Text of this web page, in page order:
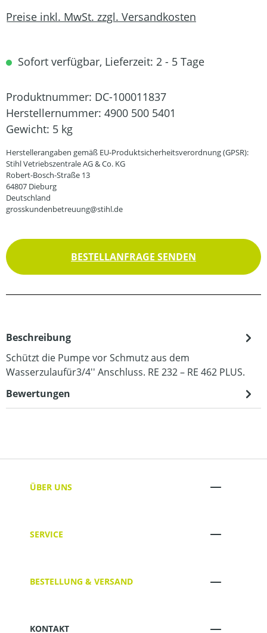
Preise inkl. MwSt. zzgl. Versandkosten
Sofort verfügbar, Lieferzeit: 2 - 5 Tage
Produktnummer: DC-100011837
Herstellernummer: 4900 500 5401
Gewicht: 5 kg
Herstellerangaben gemäß EU-Produktsicherheitsverordnung (GPSR):
Stihl Vetriebszentrale AG & Co. KG
Robert-Bosch-Straße 13
64807 Dieburg
Deutschland
grosskundenbetreuung@stihl.de
BESTELLANFRAGE SENDEN
Beschreibung
Schützt die Pumpe vor Schmutz aus dem
Wasserzulaufür3/4'' Anschluss. RE 232 – RE 462 PLUS.
Bewertungen
ÜBER UNS
SERVICE
BESTELLUNG & VERSAND
KONTAKT